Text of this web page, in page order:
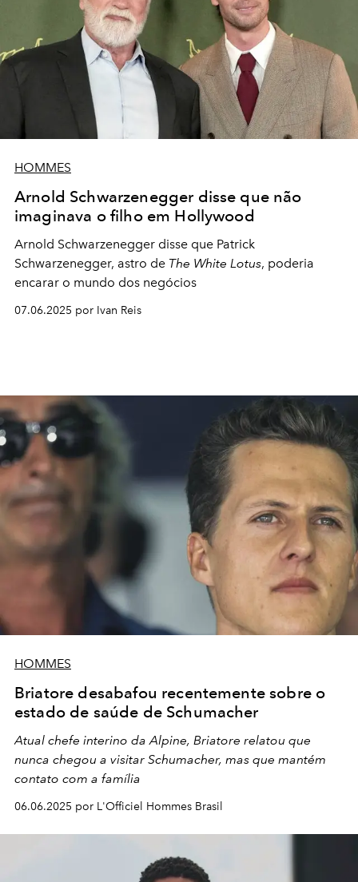
HOMMES
Arnold Schwarzenegger disse que não
imaginava o filho em Hollywood
Arnold Schwarzenegger disse que Patrick
Schwarzenegger, astro de The White Lotus, poderia
encarar o mundo dos negócios
07.06.2025 por Ivan Reis
HOMMES
Briatore desabafou recentemente sobre o
estado de saúde de Schumacher
Atual chefe interino da Alpine, Briatore relatou que
nunca chegou a visitar Schumacher, mas que mantém
contato com a família
06.06.2025 por L'Officiel Hommes Brasil